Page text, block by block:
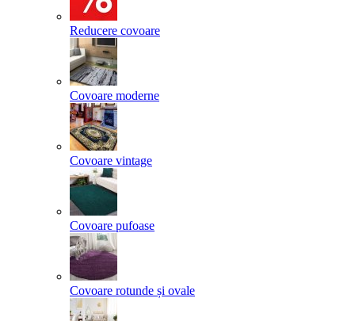
Reducere covoare
Covoare moderne
Covoare vintage
Covoare pufoase
Covoare rotunde și ovale